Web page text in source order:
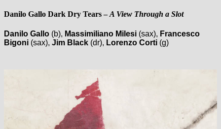
Danilo Gallo Dark Dry Tears–A View Through a Slot
Danilo Gallo (b), Massimiliano Milesi (sax), Francesco
Bigoni (sax), Jim Black (dr), Lorenzo Corti (g)